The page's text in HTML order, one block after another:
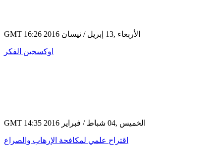
GMT 16:26 2016 الأربعاء ,13 إبريل / نيسان
اوكسجين الفكر
GMT 14:35 2016 الخميس ,04 شباط / فبراير
اقتراح علمي لمكافحة الإرهاب والصراع